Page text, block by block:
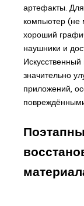
артефакты.
компьютер (не
хороший
наушники и
Искусственный
значительно
приложений,